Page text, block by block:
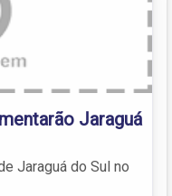
Jaraguá
Jaraguá do Sul no